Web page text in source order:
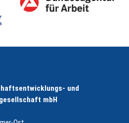
und
mbH